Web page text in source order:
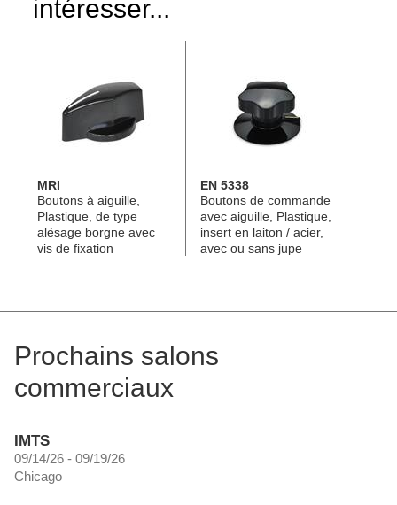
intéresser...
MRI
Boutons à aiguille,
Plastique, de type
alésage borgne avec
vis de fixation
EN 5338
Boutons de commande
avec aiguille, Plastique,
insert en laiton / acier,
avec ou sans jupe
Prochains salons
commerciaux
IMTS
09/14/26 - 09/19/26
Chicago